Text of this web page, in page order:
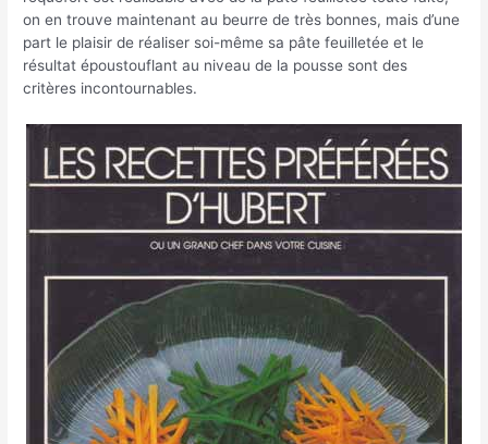
on en trouve maintenant au beurre de très bonnes, mais d’une
part le plaisir de réaliser soi-même sa pâte feuilletée et le
résultat époustouflant au niveau de la pousse sont des
critères incontournables.